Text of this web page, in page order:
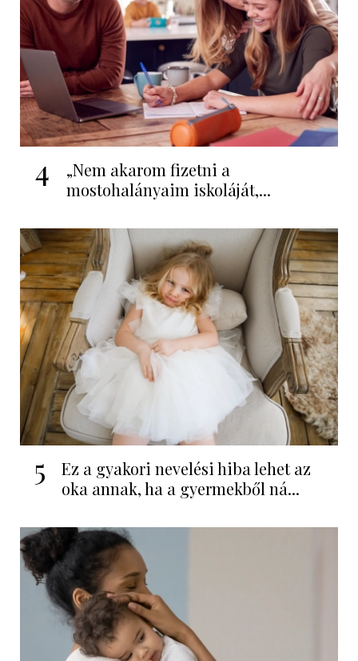
4
„Nem akarom fizetni a
mostohalányaim iskoláját,...
5
Ez a gyakori nevelési hiba lehet az
oka annak, ha a gyermekből ná...